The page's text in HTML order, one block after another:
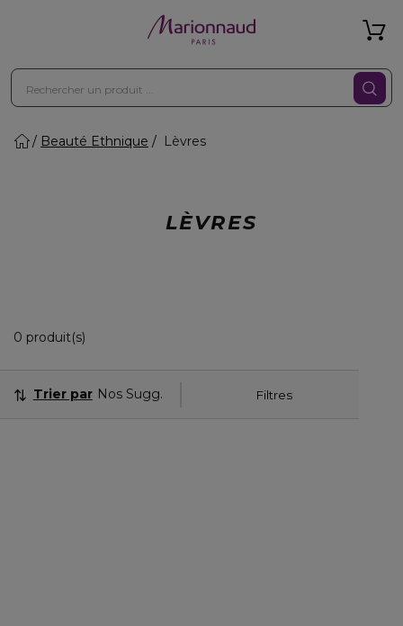
Beauté Ethnique Lèvres
LÈVRES
0 produit(s)
Filtres
Trier par Nos Suggestions